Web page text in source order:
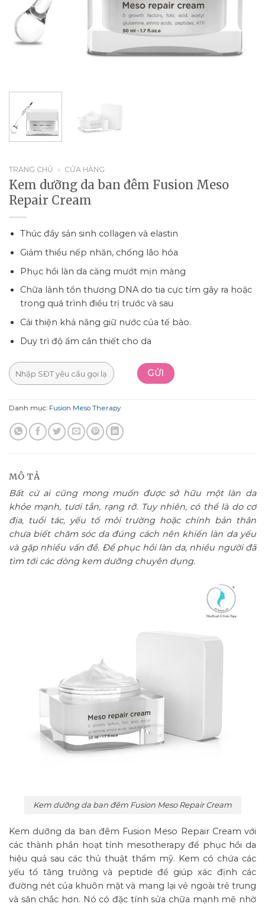
TRANG CHỦ » CỬA HÀNG
Kem dưỡng da ban đêm Fusion Meso
Repair Cream
Thúc đẩy sản sinh collagen và elastin
Giảm thiểu nếp nhăn, chống lão hóa
Phục hồi làn da căng mướt mịn màng
Chữa lành tổn thương DNA do tia cực tím gây ra hoặc
trong quá trình điều trị trước và sau
Cải thiện khả năng giữ nước của tế bào.
Duy trì độ ẩm cần thiết cho da
Danh mục: Fusion Meso Therapy
MÔ TẢ
Bất cứ ai cũng mong muốn được sở hữu một làn da
khỏe mạnh, tươi tắn, rạng rỡ. Tuy nhiên, có thể là do cơ
địa, tuổi tác, yếu tố môi trường hoặc chính bản thân
chưa biết chăm sóc da đúng cách nên khiến làn da yếu
và gặp nhiều vấn đề. Để phục hồi làn da, nhiều người đã
tìm tới các dòng kem dưỡng chuyên dụng.
Kem dưỡng da ban đêm Fusion Meso Repair Cream
Kem dưỡng da ban đêm Fusion Meso Repair Cream với
các thành phần hoạt tính mesotherapy để phục hồi da
hiệu quả sau các thủ thuật thẩm mỹ. Kem có chứa các
yếu tố tăng trưởng và peptide để giúp xác định các
đường nét của khuôn mặt và mang lại vẻ ngoài trẻ trung
và săn chắc hơn. Nó có đặc tính sửa chữa mạnh mẽ nhờ